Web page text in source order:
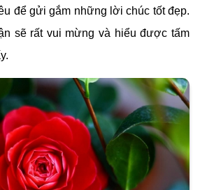
để gửi gắm những lời chúc tốt đẹp.
sẽ rất vui mừng và hiểu được tấm